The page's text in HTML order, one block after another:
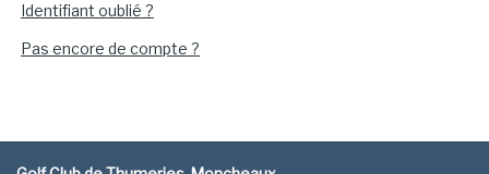
Identifiant oublié ?
Pas encore de compte ?